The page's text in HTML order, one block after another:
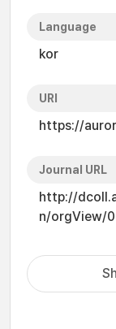
Language
kor
URI
https://
Journal URL
http://
n/orgView/